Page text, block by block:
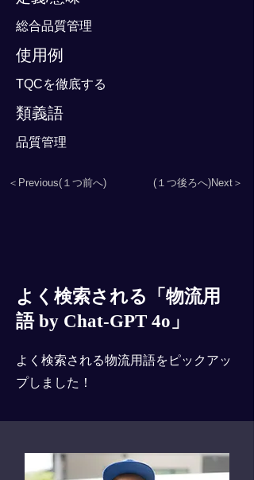
総合品質管理
使用例
TQCを徹底する
類義語
品質管理
＜Previous(１つ前へ) (１つ後ろへ)Next＞
よく検索される「物流用
語 by Chat-GPT 4o」
よく検索される物流用語をピックアッ
プしました！